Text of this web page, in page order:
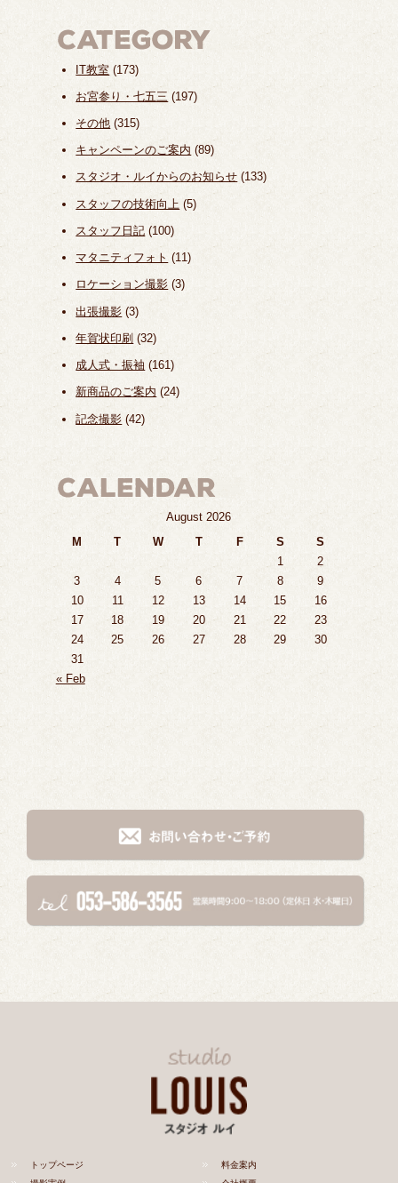
IT教室 (173)
お宮参り・七五三 (197)
その他 (315)
キャンペーンのご案内 (89)
スタジオ・ルイからのお知らせ (133)
スタッフの技術向上 (5)
スタッフ日記 (100)
マタニティフォト (11)
ロケーション撮影 (3)
出張撮影 (3)
年賀状印刷 (32)
成人式・振袖 (161)
新商品のご案内 (24)
記念撮影 (42)
August 2026
M
T W T F S
S
1
2
3
4 5 6 7 8
9
10
11 12 13 14 15
16
17
18 19 20 21 22
23
24
25 26 27 28 29
30
31
« Feb
トップページ
料金案内